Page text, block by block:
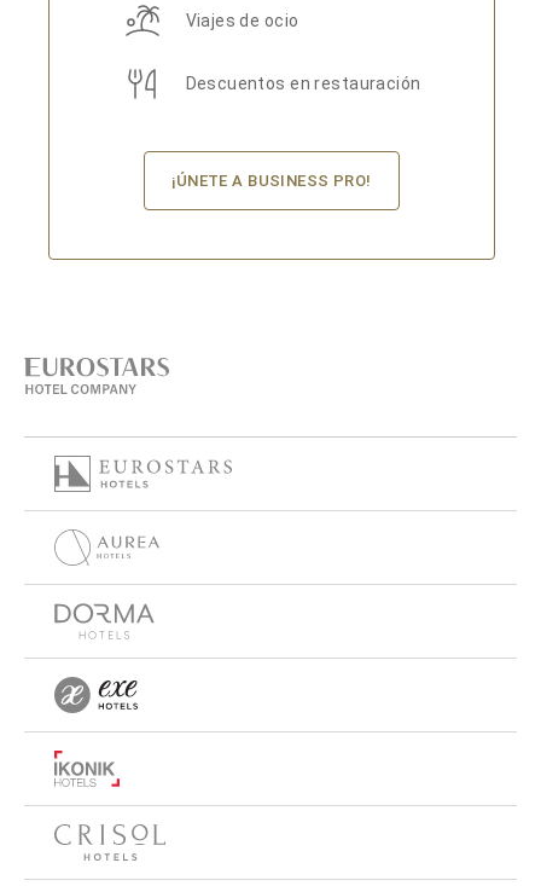
Viajes de ocio
Descuentos en restauración
¡ÚNETE A BUSINESS PRO!